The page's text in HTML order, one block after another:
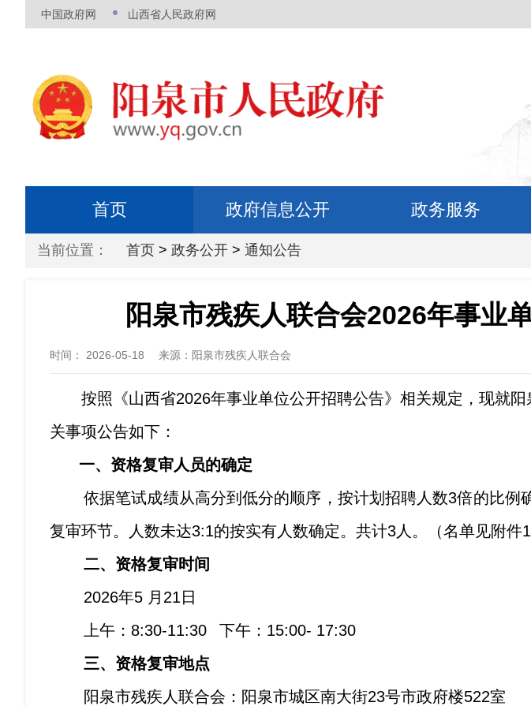
中国政府网 山西省人民政府网
首页 政府信息公开 政务服务
当前位置： 首页 > 政务公开 > 通知公告
阳泉市残疾人联合会2026年事业
时间： 2026-05-18 来源 ：阳泉市残疾人联合会
按照《山西省2026年事业单位公开招聘公告》相关规定，现就
关事项公告如下：
一、资格复审人员的确定
依据笔试成绩从高分到低分的顺序，按计划招聘人数3倍的比
复审环节。人数未达3:1的按实有人数确定。共计3人。（名单见附件1
二、资格复审时间
2026年5 月21日
上午：8:30-11:30
下午：15:00- 17:30
三、资格复审地点
阳泉市残疾人联合会：阳泉市城区南大街23号市政府楼522室